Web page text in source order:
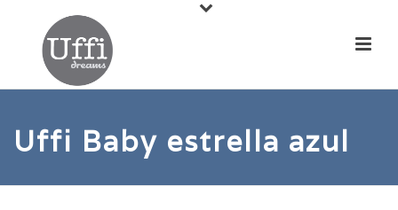
Uffi Baby estrella azul